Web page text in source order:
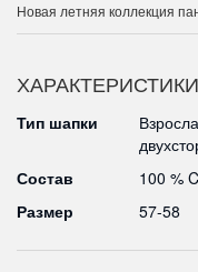
Новая летняя коллекция
ХАРАКТЕРИСТИКИ
Тип шапки
Состав
100 %
Размер
57-58